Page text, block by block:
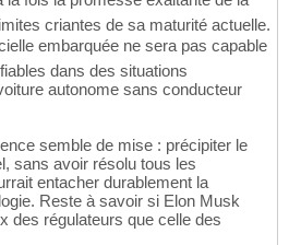
criantes de sa maturité actuelle.
embarquée ne sera pas capable
dans des situations
autonome sans conducteur
semble de mise : précipiter le
sans avoir résolu tous les
entacher durablement la
Reste à savoir si Elon Musk
des régulateurs que celle des